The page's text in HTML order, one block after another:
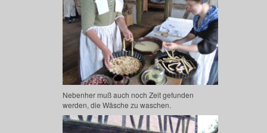
Nebenher muß auch noch Zeit gefunden
werden, die Wäsche zu waschen.